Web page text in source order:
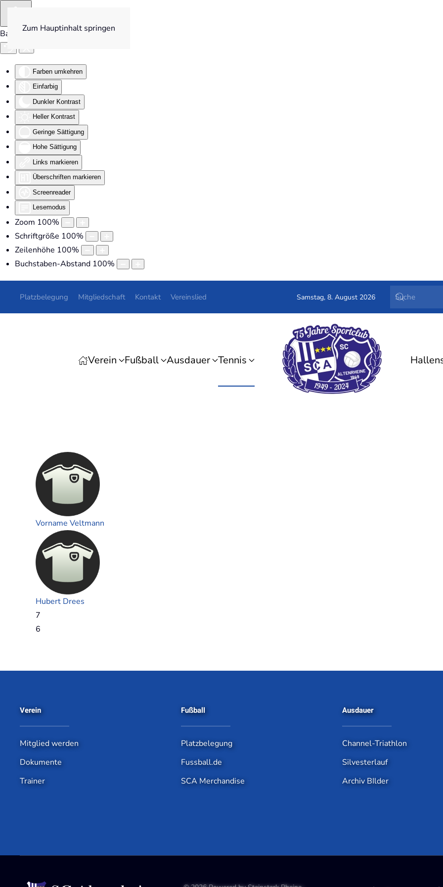
Barrierefreiheit
Farben umkehren
Einfarbig
Dunkler Kontrast
Heller Kontrast
Geringe Sättigung
Hohe Sättigung
Links markieren
Überschriften markieren
Screenreader
Lesemodus
Zoom 100%
Schriftgröße 100%
Zeilenhöhe 100%
Buchstaben-Abstand 100%
Zum Hauptinhalt springen
Platzbelegung Mitgliedschaft Kontakt Vereinslied Samstag, 8. August 2026
Verein Fußball Ausdauer Tennis
Vorname Veltmann
Hubert Drees
7
6
Verein
Mitglied werden
Dokumente
Trainer
Fußball
Platzbelegung
Fussball.de
SCA Merchandise
Ausdauer
Channel-Triathlon
Silvesterlauf
Archiv BIlder